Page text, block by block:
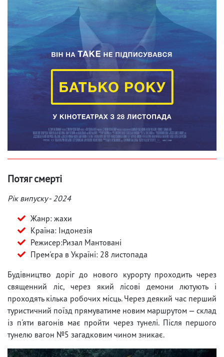
Потяг смерті
Рік випуску - 2024
Жанр: жахи
Країна: Індонезія
Режисер:Ризал Мантовані
Прем'єра в Україні: 28 листопада
Будівництво доріг до нового курорту проходить через
священний ліс, через який лісові демони лютують і
проходять кілька робочих місць. Через деякий час перший
туристичний поїзд прямуватиме новим маршрутом — склад
із п'яти вагонів має пройти через тунелі. Після першого
тунелю вагон №5 загадковим чином зникає.